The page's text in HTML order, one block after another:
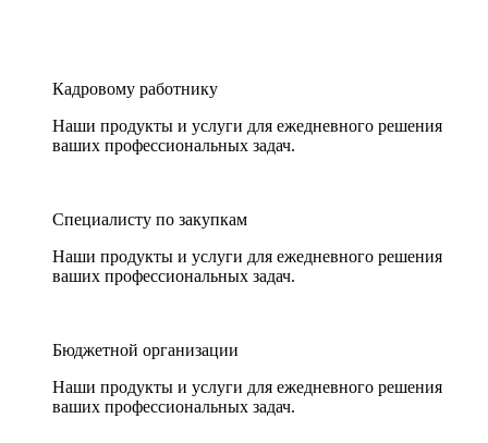
Кадровому работнику
Наши продукты и услуги для ежедневного решения
ваших профессиональных задач.
Специалисту по закупкам
Наши продукты и услуги для ежедневного решения
ваших профессиональных задач.
Бюджетной организации
Наши продукты и услуги для ежедневного решения
ваших профессиональных задач.